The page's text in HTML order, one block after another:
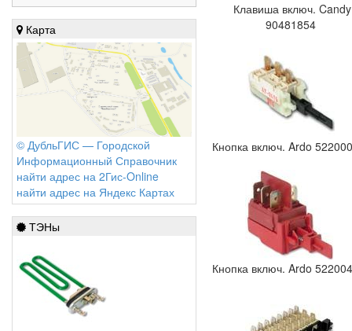
Карта
© ДубльГИС — Городской
Информационный Справочник
найти адрес на 2Гис-Online
найти адрес на Яндекс Картах
ТЭНы
Клавиша включ. Candy
90481854
Кнопка включ. Ardo
Кнопка включ. Ardo